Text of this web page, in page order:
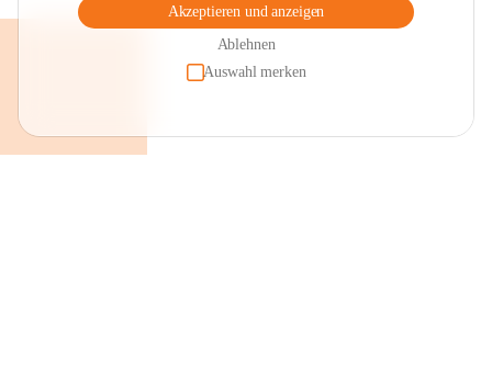
Akzeptieren und anzeigen
Ablehnen
Auswahl merken